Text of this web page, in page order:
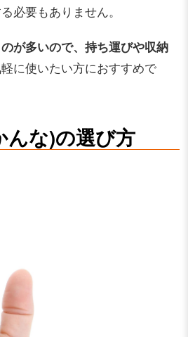
必要もありません。
が多いので、持ち運びや収納
に使いたい方におすすめで
んな)の選び方